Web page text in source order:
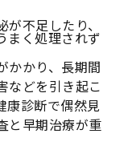
不足したり、
まく処理されず
かかり、長期間
などを引き起こ
康診断で偶然見
と早期治療が重